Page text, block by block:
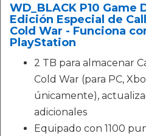
WD_BLACK P10 Game
Edición Especial de
Cold War - Funciona
PlayStation
2 TB para almacenar
Cold War (para PC,
únicamente),
adicionales
Equipado con 1100